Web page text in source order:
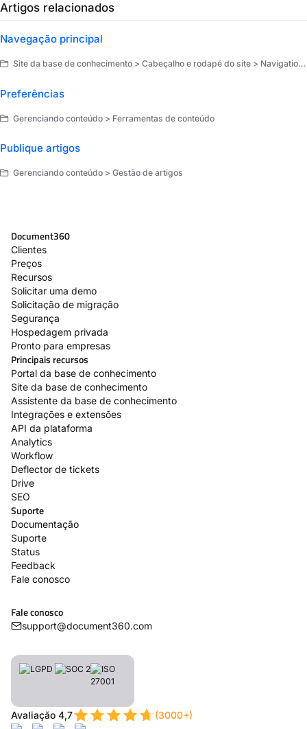
Artigos relacionados
Navegação principal
Site da base de conhecimento > Cabeçalho e rodapé do site > Navigation and layout
Preferências
Gerenciando conteúdo > Ferramentas de conteúdo
Publique artigos
Gerenciando conteúdo > Gestão de artigos
Document360
Clientes
Preços
Recursos
Solicitar uma demo
Solicitação de migração
Segurança
Hospedagem privada
Pronto para empresas
Principais recursos
Portal da base de conhecimento
Site da base de conhecimento
Assistente da base de conhecimento
Integrações e extensões
API da plataforma
Analytics
Workflow
Deflector de tickets
Drive
SEO
Suporte
Documentação
Suporte
Status
Feedback
Fale conosco
Fale conosco
support@document360.com
Avaliação 4,7 (3000+)